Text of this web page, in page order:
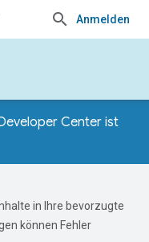
Anmelden
Center ist
in Ihre bevorzugte
können Fehler